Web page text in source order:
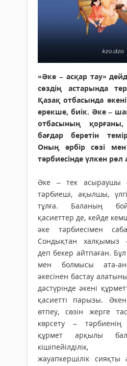
«Әке – асқар тау»
сөздің астарында
Қазақ отбасында
ерекше, биік. Әке –
отбасының
бағдар беретін
Оның әрбір сөзі мен
тәрбиесінде үлкен рөл
Әке – тек асыраушы
тәрбиеші, ақылшы,
тұлға. Баланың
қасиеттер де, кейде
әке тәрбиесімен
Сондықтан халқымыз
деп бекер айтпаған.
мен болмысы ата-
әкесінен бастау
дәстүрінде әкені
қасиетті парызы.
өтпеу, сөзін жерге
көрсету – тәрбиенің
құрмет арқылы
кішіпейілділік,
жауапкершілік сияқты